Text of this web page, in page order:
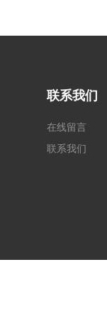
联系我们
在线留言
联系我们